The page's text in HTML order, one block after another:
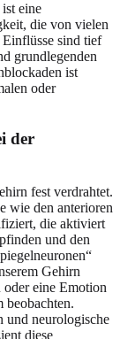
eine
die von vielen
sind tief
grundlegenden
ist
oder
der
fest verdrahtet.
wie den anterioren
die aktiviert
und den
Gehirn
eine Emotion
beobachten.
und neurologische
diese